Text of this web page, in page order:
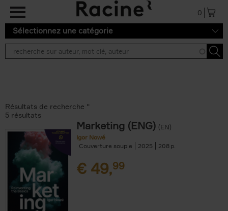
Aller au contenu principal
0
Sélectionnez une catégorie
Résultats de recherche ''
5 résultats
Marketing (ENG) (EN)
Igor Nowé
Couverture souple
2025 208
€ 49,99